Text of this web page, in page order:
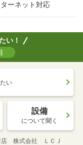
ーネット対応
い！
い
設備
について聞く
店 株式会社 ＬＣＪ